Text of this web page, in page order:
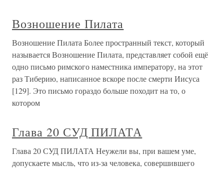
Возношение Пилата
Возношение Пилата Более пространный текст, который
называется Возношение Пилата, представляет собой ещё
одно письмо римского наместника императору, на этот
раз Тиберию, написанное вскоре после смерти Иисуса
[129]. Это письмо гораздо больше походит на то, о
котором
Глава 20 СУД ПИЛАТА
Глава 20 СУД ПИЛАТА Неужели вы, при вашем уме,
допускаете мысль, что из-за человека, совершившего